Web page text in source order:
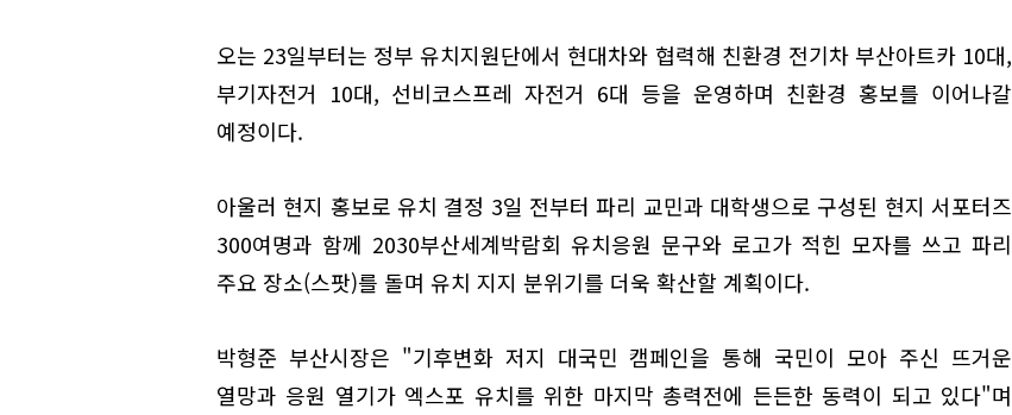
오는 23일부터는 정부 유치지원단에서 현대차와 협력해 친환경 전기차 부산아트카 10대,
부기자전거 10대, 선비코스프레 자전거 6대 등을 운영하며 친환경 홍보를 이어나갈
예정이다.
아울러 현지 홍보로 유치 결정 3일 전부터 파리 교민과 대학생으로 구성된 현지 서포터즈
300여명과 함께 2030부산세계박람회 유치응원 문구와 로고가 적힌 모자를 쓰고 파리
주요 장소(스팟)를 돌며 유치 지지 분위기를 더욱 확산할 계획이다.
박형준 부산시장은 "기후변화 저지 대국민 캠페인을 통해 국민이 모아 주신 뜨거운
열망과 응원 열기가 엑스포 유치를 위한 마지막 총력전에 든든한 동력이 되고 있다"며